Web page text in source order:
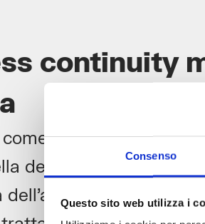
Consenso
Questo sito web utilizza i
continuity
“gestione della
definizione di un
dell’azienda anche a